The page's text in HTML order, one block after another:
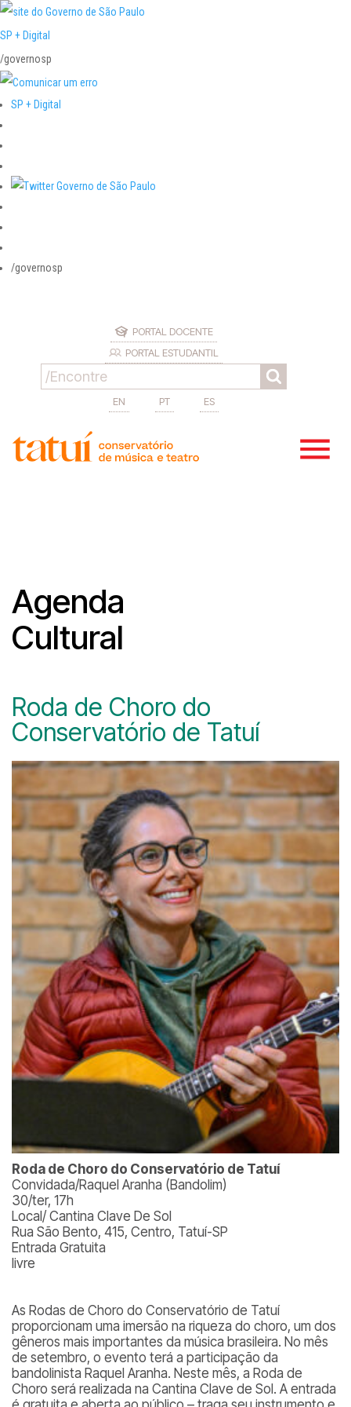
SP + Digital
/governosp
SP + Digital
/governosp
PORTAL DOCENTE
PORTAL ESTUDANTIL
EN PT ES
Agenda
Cultural
Roda de Choro do
Conservatório de Tatuí
Roda de Choro do Conservatório de Tatuí
Convidada/Raquel Aranha (Bandolim)
30/ter, 17h
Local/ Cantina Clave De Sol
Rua São Bento, 415, Centro, Tatuí-SP
Entrada Gratuita
livre
As Rodas de Choro do Conservatório de Tatuí
proporcionam uma imersão na riqueza do choro, um dos
gêneros mais importantes da música brasileira. No mês
de setembro, o evento terá a participação da
bandolinista Raquel Aranha. Neste mês, a Roda de
Choro será realizada na Cantina Clave de Sol. A entrada